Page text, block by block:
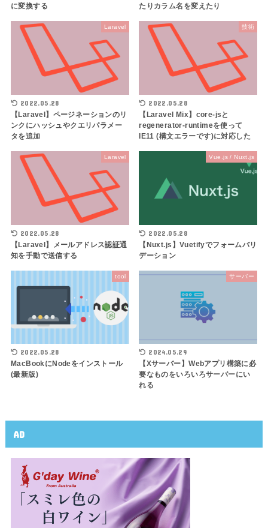
に変換する
たりカラム名を変えたり
Laravel
2022.05.28
【Laravel】ページネーションのリ
ンクにハッシュやクエリパラメー
タを追加
技術
2022.05.28
【Laravel Mix】core-jsと
regenerator-runtimeを使って
IE11 (構文エラーです)に対応した
Laravel
2022.05.28
【Laravel】メールアドレス認証通
知を手動で送信する
Vue.js / Nuxt.js
2022.05.28
【Nuxt.js】Vuetifyでフォームバリ
デーション
tool
2022.05.28
MacBookにNodeをインストール
(最新版)
サーバー
2024.05.29
【Xサーバー】Webアプリ構築に必
要なものをいろいろサーバーにい
れる
AD